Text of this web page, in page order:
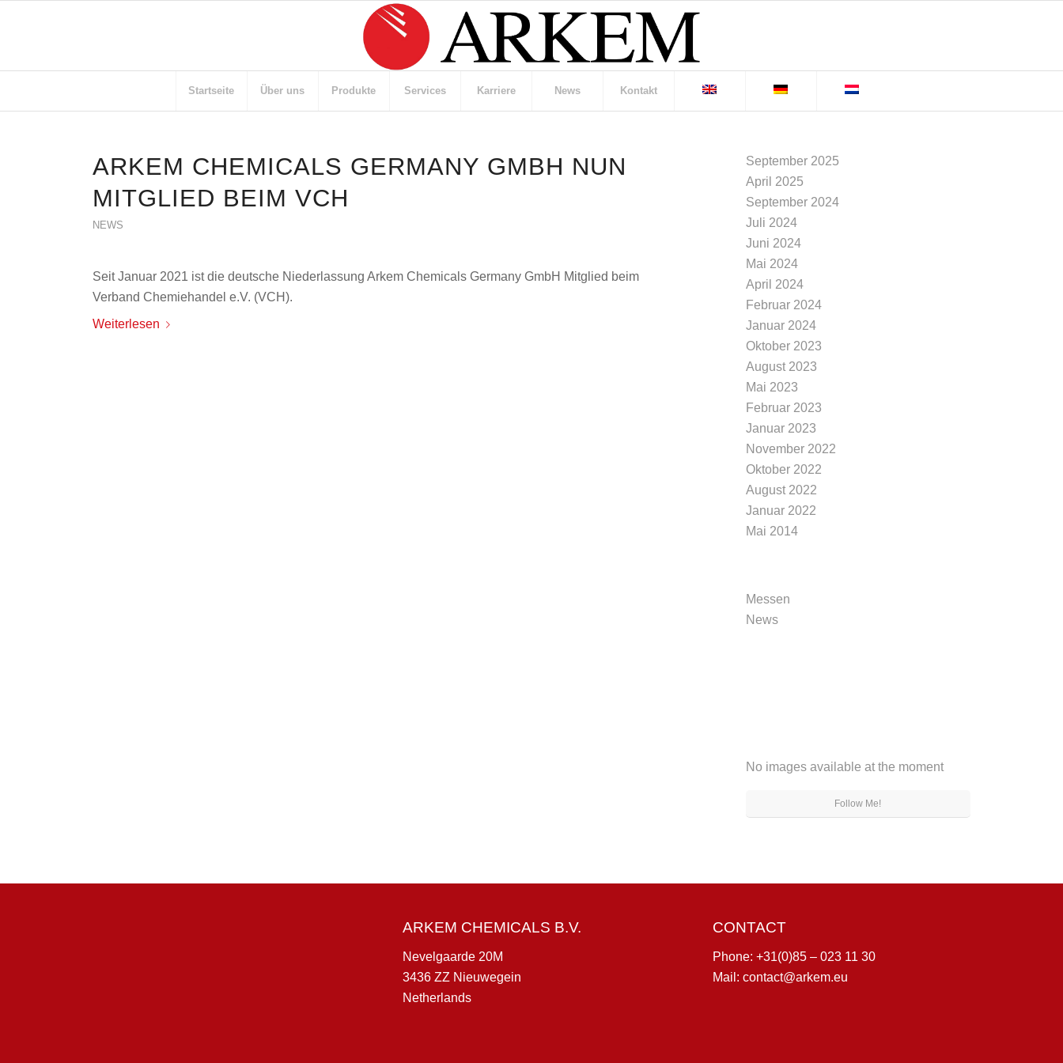
Startseite Über uns Produkte Services Karriere News Kontakt
ARKEM CHEMICALS GERMANY GMBH NUN
MITGLIED BEIM VCH
NEWS
Seit Januar 2021 ist die deutsche Niederlassung Arkem Chemicals Germany GmbH Mitglied beim
Verband Chemiehandel e.V. (VCH).
Weiterlesen
September 2025
April 2025
September 2024
Juli 2024
Juni 2024
Mai 2024
April 2024
Februar 2024
Januar 2024
Oktober 2023
August 2023
Mai 2023
Februar 2023
Januar 2023
November 2022
Oktober 2022
August 2022
Januar 2022
Mai 2014
Messen
News
No images available at the moment
Follow Me!
ARKEM CHEMICALS B.V.
Nevelgaarde 20M
3436 ZZ Nieuwegein
Netherlands
CONTACT
Phone:+31(0)85 – 023 11 30
Mail:contact@arkem.eu